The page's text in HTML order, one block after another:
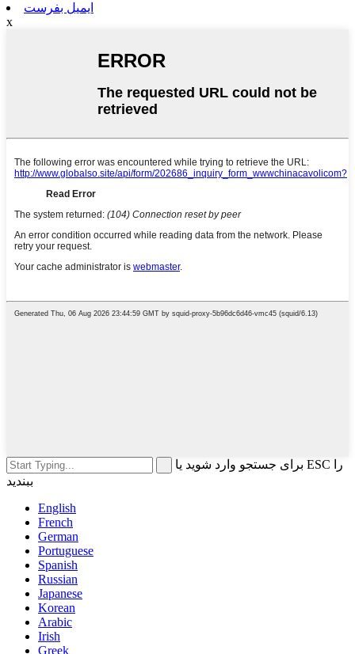
ایمیل بفرست
x
برای جستجو وارد شوید یا ESC را
ببندید
English
French
German
Portuguese
Spanish
Russian
Japanese
Korean
Arabic
Irish
Greek